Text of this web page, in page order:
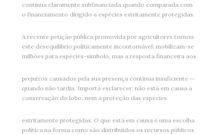
continua claramente subfinanciada quando comparada com
o financiamento dirigido a espécies estritamente protegidas.
A recente petição pública promovida por agricultores tornou
este desequilíbrio politicamente incontornável: mobilizam-se
milhões para espécies-símbolo, mas a resposta financeira aos
prejuízos causados pela sua presença contínua insuficiente —
quando não tardia. Importa esclarecer: não está em causa a
conservação do lobo, nem a proteção das espécies
estritamente protegidas. O que está em causa é uma escolha
política na forma como são distribuídos os recursos públicos